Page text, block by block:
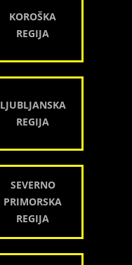
KOROŠKA
REGIJA
LJUBLJANSKA
REGIJA
SEVERNO
PRIMORSKA
REGIJA